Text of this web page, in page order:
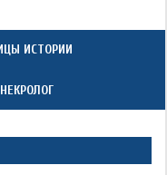
ИСТОРИИ
НЕКРОЛОГ